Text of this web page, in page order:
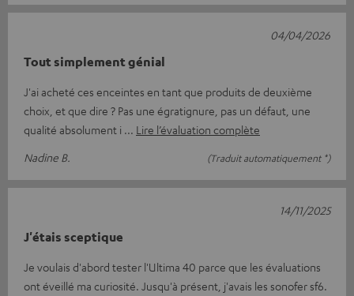
Tout simplement génial
J'ai acheté ces enceintes en tant que produits de deuxième
choix, et que dire ? Pas une égratignure, pas un défaut, une
qualité absolument i
Lire l’évaluation complète
Nadine B.
(Traduit automatiquement *)
04/04/2026
J'étais sceptique
Je voulais d'abord tester l'Ultima 40 parce que les évaluations
ont éveillé ma curiosité. Jusqu'à présent, j'avais les sonofer sf6.
14/11/2025